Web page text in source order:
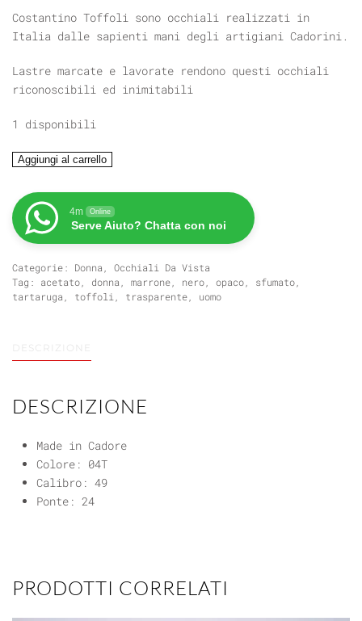
Costantino Toffoli sono occhiali realizzati in
Italia dalle sapienti mani degli artigiani Cadorini.
Lastre marcate e lavorate rendono questi occhiali
riconoscibili ed inimitabili
1 disponibili
TOFFOLI
quantità
Aggiungi al carrello
4m Online
Serve Aiuto? Chatta con noi
Categorie: Donna
Occhiali Da Vista
Tag: acetato donna marrone nero opaco sfumato
tartaruga
toffoli trasparente uomo
DESCRIZIONE
DESCRIZIONE
Made in Cadore
Colore: 04T
Calibro: 49
Ponte: 24
PRODOTTI CORRELATI